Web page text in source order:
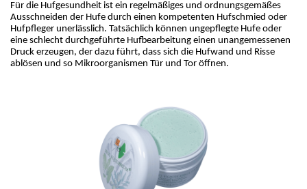
Für die Hufgesundheit ist ein regelmäßiges und ordnungsgemäßes
Ausschneiden der Hufe durch einen kompetenten Hufschmied oder
Hufpfleger unerlässlich. Tatsächlich können ungepflegte Hufe oder
eine schlecht durchgeführte Hufbearbeitung einen unangemessenen
Druck erzeugen, der dazu führt, dass sich die Hufwand und Risse
ablösen und so Mikroorganismen Tür und Tor öffnen.